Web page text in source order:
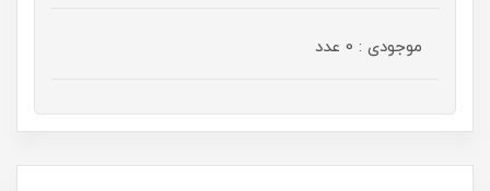
موجودی : 0 عدد